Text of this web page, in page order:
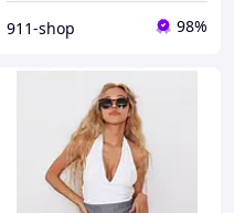
911-shop 98%